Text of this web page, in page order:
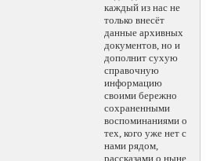
каждый из нас не
только внесёт
данные архивных
документов, но и
дополнит сухую
справочную
информацию
своими бережно
сохраненными
воспоминаниями о
тех, кого уже нет с
нами рядом,
рассказами о ныне